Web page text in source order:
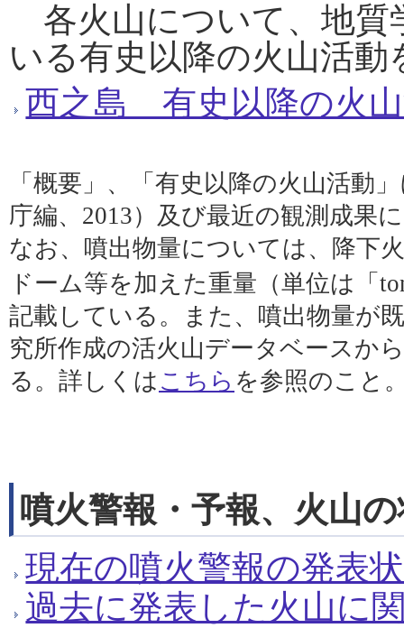
各火山について、地質
いる有史以降の火山活動
西之島 有史以降の火
「概要」、「有史以降の火山活動
庁編、2013）及び最近の観測成果
なお、噴出物量については、降下
ドーム等を加えた重量（単位は「
記載している。また、噴出物量が
究所作成の活火山データベースか
る。詳しくは こちら を参照のこと
噴火警報・予報、火山
現在の噴火警報の発表
過去に発表した火山に